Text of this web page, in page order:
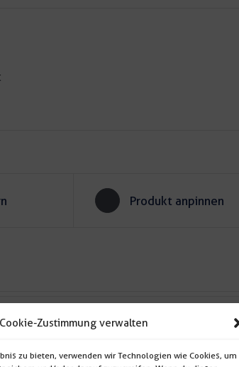
Cookie-Zustimmung verwalten
zu bieten, verwenden wir Technologien wie Cookies, um
Produkt anpinnen